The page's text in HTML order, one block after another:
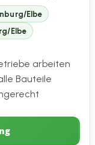
Elbe
Elbe
arbeiten
Bauteile